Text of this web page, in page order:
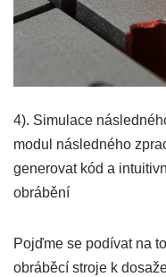
4). Simulace
modul následného
generovat kód a
obrábění
Pojďme se podívat na
obráběcí stroje k